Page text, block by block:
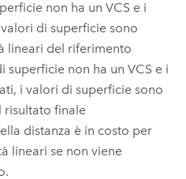
non ha un VCS e i
di superficie sono
lineari del riferimento
superficie non ha un VCS e i
i valori di superficie sono
risultato finale
distanza è in costo per
lineari se non viene